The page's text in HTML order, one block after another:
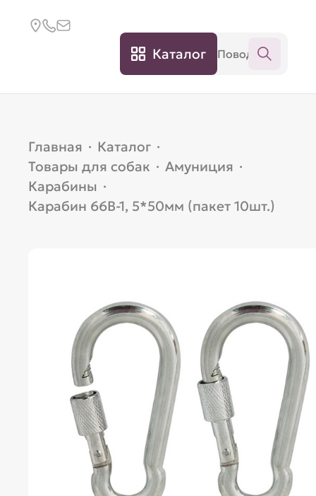
Каталог
Главная · Каталог ·
Товары для собак · Амуниция ·
Карабины ·
Карабин 66B-1, 5*50мм (пакет 10шт.)